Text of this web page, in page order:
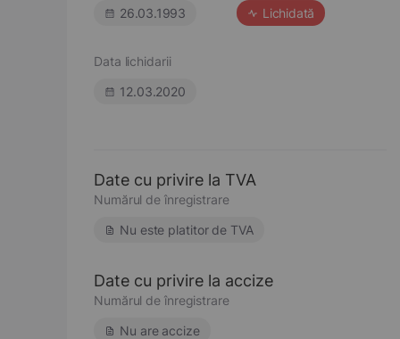
26.03.1993
Lichidată
Data lichidarii
12.03.2020
Date cu privire la TVA
Numărul de înregistrare
Nu este platitor de TVA
Date cu privire la accize
Numărul de înregistrare
Nu are accize